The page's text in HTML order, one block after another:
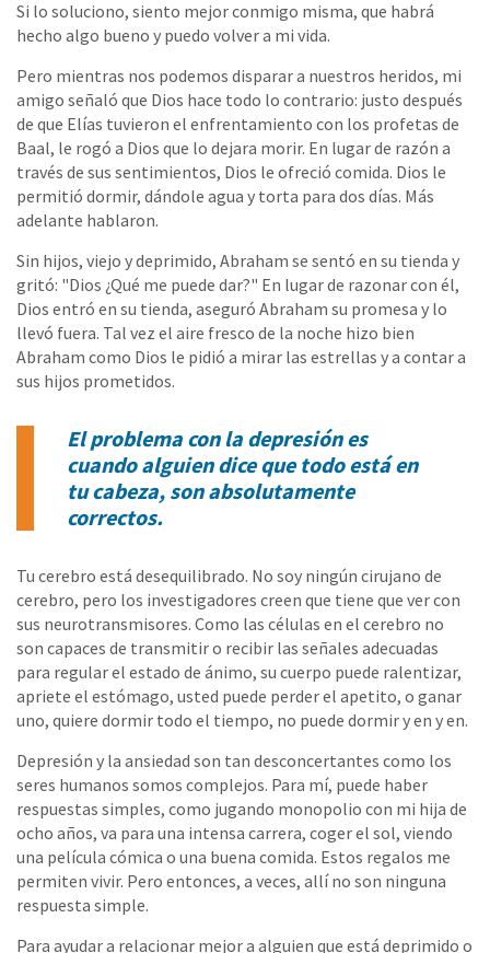
Si lo soluciono, siento mejor conmigo misma, que habrá
hecho algo bueno y puedo volver a mi vida.
Pero mientras nos podemos disparar a nuestros heridos, mi
amigo señaló que Dios hace todo lo contrario: justo después
de que Elías tuvieron el enfrentamiento con los profetas de
Baal, le rogó a Dios que lo dejara morir. En lugar de razón a
través de sus sentimientos, Dios le ofreció comida. Dios le
permitió dormir, dándole agua y torta para dos días. Más
adelante hablaron.
Sin hijos, viejo y deprimido, Abraham se sentó en su tienda y
gritó: "Dios ¿Qué me puede dar?" En lugar de razonar con él,
Dios entró en su tienda, aseguró Abraham su promesa y lo
llevó fuera. Tal vez el aire fresco de la noche hizo bien
Abraham como Dios le pidió a mirar las estrellas y a contar a
sus hijos prometidos.
El problema con la depresión es
cuando alguien dice que todo está en
tu cabeza, son absolutamente
correctos.
Tu cerebro está desequilibrado. No soy ningún cirujano de
cerebro, pero los investigadores creen que tiene que ver con
sus neurotransmisores. Como las células en el cerebro no
son capaces de transmitir o recibir las señales adecuadas
para regular el estado de ánimo, su cuerpo puede ralentizar,
apriete el estómago, usted puede perder el apetito, o ganar
uno, quiere dormir todo el tiempo, no puede dormir y en y en.
Depresión y la ansiedad son tan desconcertantes como los
seres humanos somos complejos. Para mí, puede haber
respuestas simples, como jugando monopolio con mi hija de
ocho años, va para una intensa carrera, coger el sol, viendo
una película cómica o una buena comida. Estos regalos me
permiten vivir. Pero entonces, a veces, allí no son ninguna
respuesta simple.
Para ayudar a relacionar mejor a alguien que está deprimido o